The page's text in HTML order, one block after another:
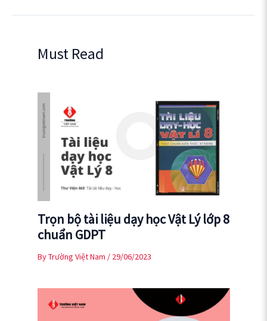
Must Read
Trọn bộ tài liệu dạy học Vật Lý lớp 8
chuẩn GDPT
ByTrường Việt Nam / 29/06/2023